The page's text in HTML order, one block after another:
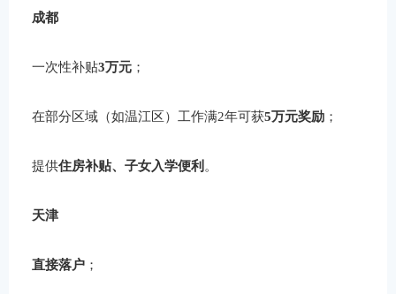
成都
一次性补贴3万元 ；
在部分区域（如温江区）工作满2年可获5万元奖励 ；
提供住房补贴、子女入学便利 。
天津
直接落户 ；